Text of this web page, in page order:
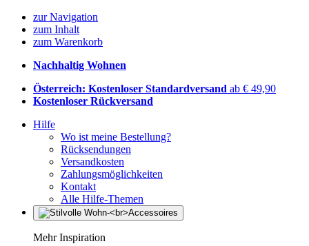
zur Navigation
zum Inhalt
zum Warenkorb
Nachhaltig Wohnen
Österreich: Kostenloser Standardversand ab € 49,90
Kostenloser Rückversand
Hilfe
Wo ist meine Bestellung?
Rücksendungen
Versandkosten
Zahlungsmöglichkeiten
Kontakt
Alle Hilfe-Themen
Mehr Inspiration